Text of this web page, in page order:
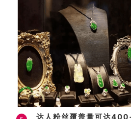
达人粉丝覆盖量可达